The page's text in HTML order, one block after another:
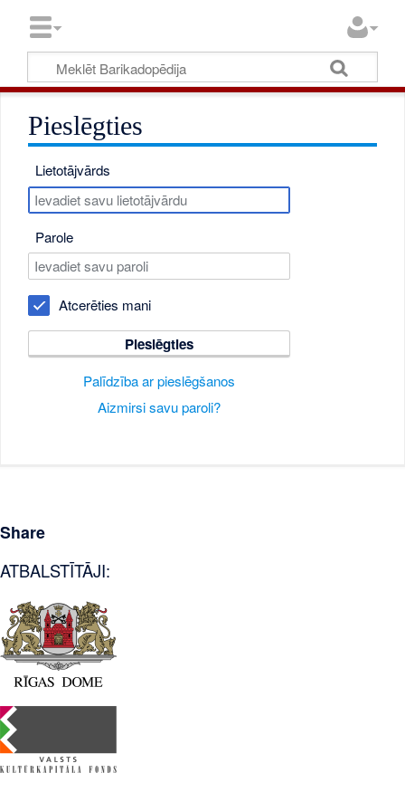
Pieslēgties
Lietotājvārds
Parole
Atcerēties mani
Pieslēgties
Palīdzība ar pieslēgšanos
Aizmirsi savu paroli?
Share
ATBALSTĪTĀJI: